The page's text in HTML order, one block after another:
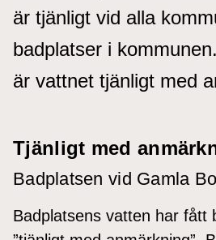
är tjänligt vid alla
badplatser i
är vattnet tjänligt med
Tjänligt med
Badplatsen vid Gamla Bo
Badplatsens vatten har fått